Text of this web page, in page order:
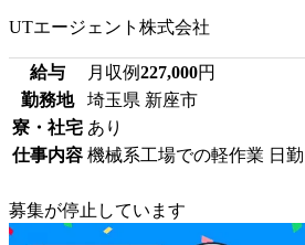
UTエージェント株式会社
給与 月収例227,000円
勤務地
埼玉県 新座市
寮・社宅 あり
仕事内容 機械系工場での軽作業 日勤
募集が停止しています